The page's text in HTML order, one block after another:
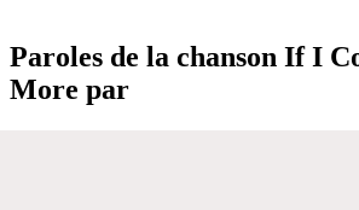
Paroles de la chanson If I
More par